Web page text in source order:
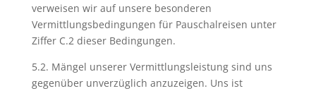
verweisen wir auf unsere besonderen
Vermittlungsbedingungen für Pauschalreisen unter
Ziffer C.2 dieser Bedingungen.
5.2. Mängel unserer Vermittlungsleistung sind uns
gegenüber unverzüglich anzuzeigen. Uns ist